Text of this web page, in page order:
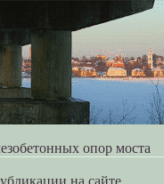
опор моста